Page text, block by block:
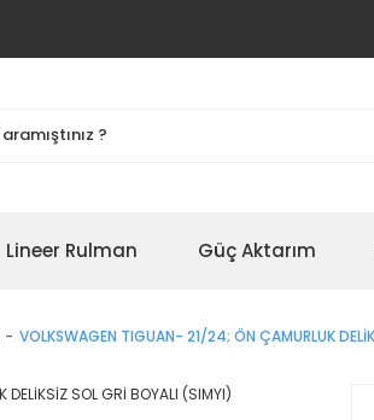
Lineer Rulman Güç Aktarım
VOLKSWAGEN TIGUAN- 21/24; ÖN ÇAMURLUK